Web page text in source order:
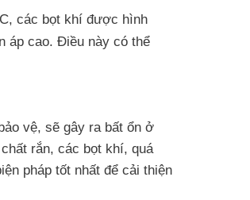
C, các bọt khí được hình
áp cao. Điều này có thể
vệ, sẽ gây ra bất ổn ở
rắn, các bọt khí, quá
pháp tốt nhất để cải thiện